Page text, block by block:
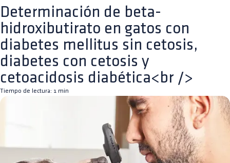
Determinación de beta-
hidroxibutirato en gatos con
diabetes mellitus sin cetosis,
diabetes con cetosis y
cetoacidosis diabética<br />
Tiempo de lectura: 1 min